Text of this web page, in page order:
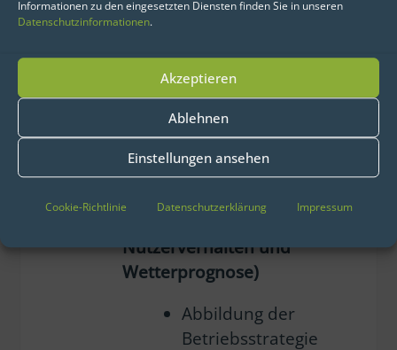
Informationen zu den eingesetzten Diensten finden Sie in unseren
Datenschutzinformationen.
Akzeptieren
Ablehnen
Einstellungen ansehen
Cookie-Richtlinie Datenschutzerklärung Impressum
Entwicklung einer
n Regelung zur
Netzentlastung
Entwicklungprädiktiver
Betriebsstrategien
Lastprognose und KI in
Simulationsumgebung
Nutzerverhalten und
Wetterprognose)
Abbildung der
Betriebsstrategie